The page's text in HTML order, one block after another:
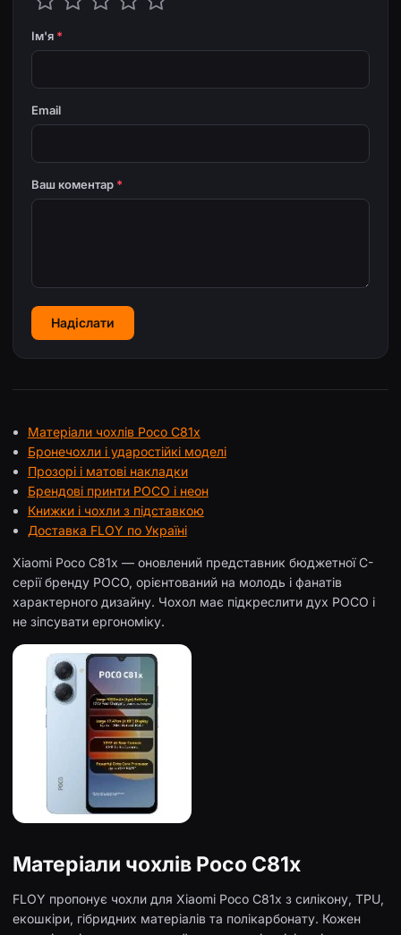
Ім'я *
Email
Ваш коментар *
Надіслати
Матеріали чохлів Poco C81x
Бронечохли і ударостійкі моделі
Прозорі і матові накладки
Брендові принти POCO і неон
Книжки і чохли з підставкою
Доставка FLOY по Україні
Xiaomi Poco C81x — оновлений представник бюджетної C-
серії бренду POCO, орієнтований на молодь і фанатів
характерного дизайну. Чохол має підкреслити дух POCO і
не зіпсувати ергономіку.
Матеріали чохлів Poco C81x
FLOY пропонує чохли для Xiaomi Poco C81x з силікону, TPU,
екошкіри, гібридних матеріалів та полікарбонату. Кожен